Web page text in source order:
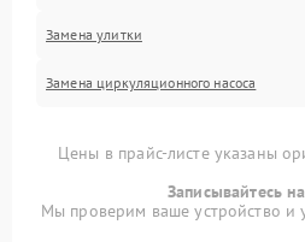
Замена улитки
Замена циркуляционного насоса
Цены в прайс-листе указаны
Записывайтесь
Мы проверим ваше устройство и